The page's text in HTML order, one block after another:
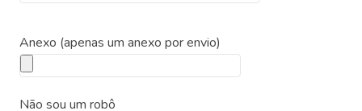
Anexo (apenas um anexo por envio)
Não sou um robô